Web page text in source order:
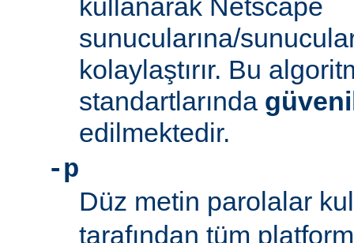
kullanarak Netscape
sunucularına/
kolaylaştırır. Bu
standartlarında
edilmektedir.
-p
Düz metin parolalar
tarafından tüm